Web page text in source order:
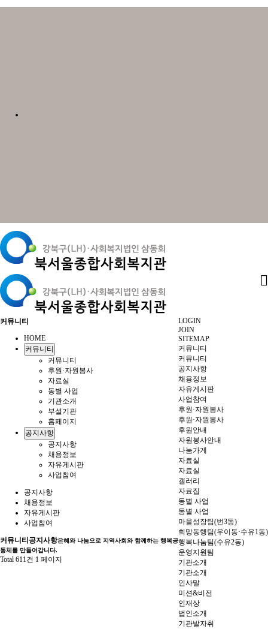
LOGIN
JOIN
SITEMAP
커뮤니티
커뮤니티
공지사항
채용정보
자유게시판
사업참여
후원·자원봉사
후원·자원봉사
후원안내
자원봉사안내
나눔가게
자료실
자료실
갤러리
자료집
동별 사업
동별 사업
마을성장팀(번3동)
희망동행팀(우이동·수유1동)
행복나눔팀(수유2동)
운영지원팀
기관소개
기관소개
인사말
미션&비전
인재상
법인소개
기관발자취
커뮤니티
HOME
커뮤니티
커뮤니티
후원·자원봉사
자료실
동별 사업
기관소개
부설기관
홈페이지
공지사항
공지사항
채용정보
자유게시판
사업참여
공지사항
채용정보
자유게시판
사업참여
커뮤니티 공지사항은혜와 나눔으로 지역사회와 함께하는 행복공
동체를 만들어갑니다.
Total 611건 1 페이지